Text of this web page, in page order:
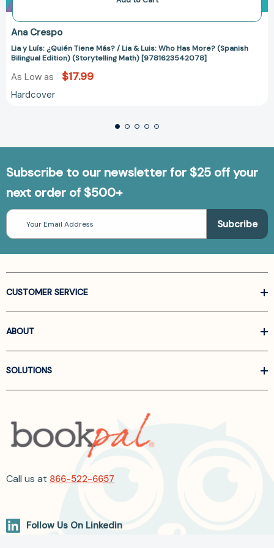
Ana Crespo
Lia y Luís: ¿Quién Tiene Más? / Lia & Luis: Who Has More? (Spanish
Bilingual Edition) (Storytelling Math) [9781623542078]
As Low as $17.99
Hardcover
Subscribe to our newsletter for $25 off your
next order of $500+
Email
Address
CUSTOMER SERVICE
ABOUT
SOLUTIONS
Call us at 866-522-6657
Follow Us On Linkedin